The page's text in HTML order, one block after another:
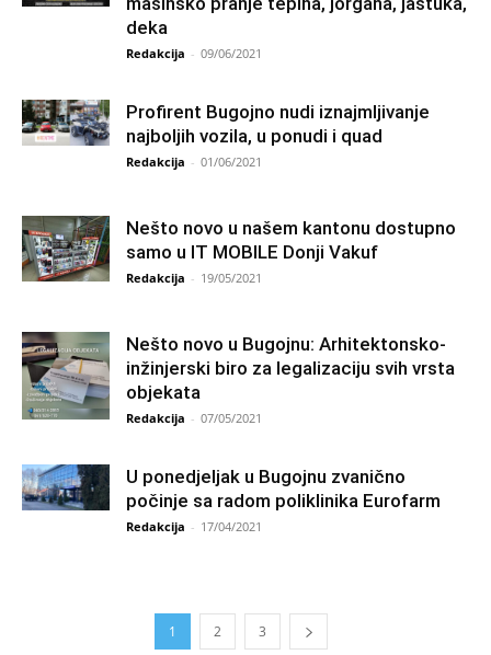
deka
Redakcija - 09/06/2021
Profirent Bugojno nudi iznajmljivanje
najboljih vozila, u ponudi i quad
Redakcija - 01/06/2021
Nešto novo u našem kantonu dostupno
samo u IT MOBILE Donji Vakuf
Redakcija - 19/05/2021
Nešto novo u Bugojnu: Arhitektonsko-
inžinjerski biro za legalizaciju svih vrsta
objekata
Redakcija - 07/05/2021
U ponedjeljak u Bugojnu zvanično
počinje sa radom poliklinika Eurofarm
Redakcija - 17/04/2021
1 2 3